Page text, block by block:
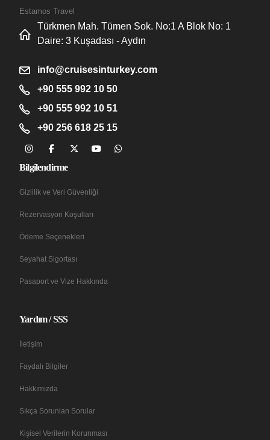
Estamos Travel
Türkmen Mah. Tümen Sok. No:1 A Blok No: 1
Daire: 3 Kuşadası - Aydın
info@cruisesinturkey.com
+90 555 992 10 50
+90 555 992 10 51
+90 256 618 25 15
Bilgilendirme
Gizlilik ve Veri Güvenliği
Rezervasyon Koşulları
Ödeme Seçenekleri
Seyahat Sigortası
Pasaport ve Vize Hakkında
Yardım / SSS
İletişim
Faydalı Bilgiler
Hakkımızda
Sıkça Sorunlan Sorular
Kişisel Verilerin Korunması